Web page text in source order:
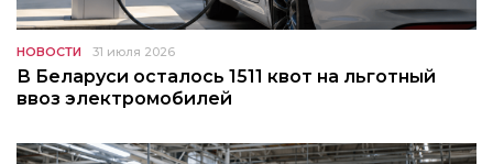
НОВОСТИ 31 июля 2026
В Беларуси осталось 1511 квот на льготный
ввоз электромобилей